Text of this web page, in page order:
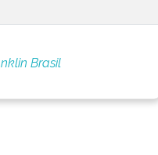
Brasil